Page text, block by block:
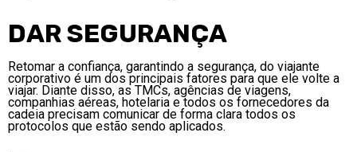
DAR SEGURANÇA
Retomar a confiança, garantindo a segurança, do viajante
corporativo é um dos principais fatores para que ele volte a
viajar. Diante disso, as TMCs, agências de viagens,
companhias aéreas, hotelaria e todos os fornecedores da
cadeia precisam comunicar de forma clara todos os
protocolos que estão sendo aplicados.